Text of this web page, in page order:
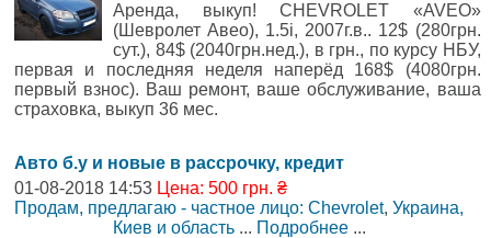
Аренда, выкуп! CHEVROLET «AVEO»
(Шевролет Авео), 1.5і, 2007г.в.. 12$ (280грн.
сут.), 84$ (2040грн.нед.), в грн., по курсу НБУ,
первая и последняя неделя наперёд 168$ (4080грн.
первый взнос). Ваш ремонт, ваше обслуживание, ваша
страховка, выкуп 36 мес.
Авто б.у и новые в рассрочку, кредит
01-08-2018 14:53 Цена: 500 грн. ₴
Продам, предлагаю - частное лицо: Chevrolet, Украина,
Киев и область ... Подробнее ...